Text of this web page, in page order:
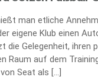
man etliche
eigene Klub einen
die Gelegenheit,
Raum auf dem
Seat als […]